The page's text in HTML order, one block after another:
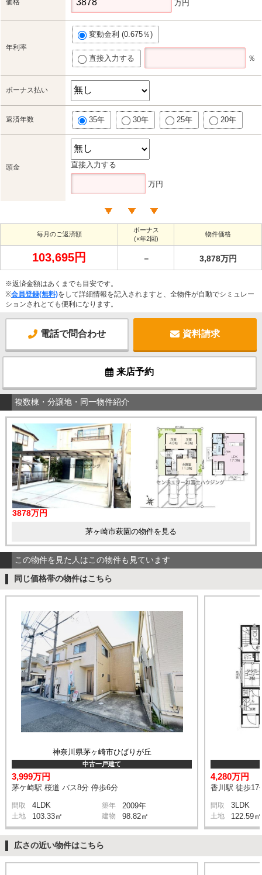
価格 万円
年利率
変動金利 (0.675％)
直接入力する ％
ボーナス払い
返済年数 35年 30年 25年 20年
頭金 直接入力する
万円
毎月のご返済額
ボーナス
(×年2回)
物件価格
103,695円 － 3,878万円
※返済金額はあくまでも目安です。
※会員登録(無料)をして詳細情報を記入されますと、全物件が自動でシミュレー
ションされとても便利になります。
電話で問合わせ 資料請求
来店予約
複数棟・分譲地・同一物件紹介
3878万円
茅ヶ崎市萩園の物件を見る
この物件を見た人はこの物件も見ています
同じ価格帯の物件はこちら
神奈川県茅ヶ崎市ひばりが丘
中古一戸建て
3,999万円
茅ケ崎駅 桜道 バス8分 停歩6分
間取 4LDK 築年 2009年
土地 103.33㎡ 建物 98.82㎡
4,280万円
香川駅 徒歩17
間取 3LDK
土地 122.59㎡
広さの近い物件はこちら